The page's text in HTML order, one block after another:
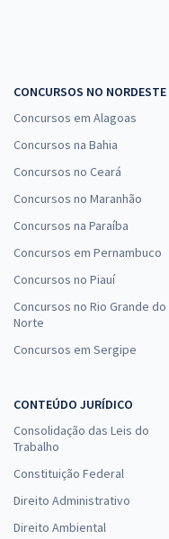
CONCURSOS NO NORDESTE
Concursos em Alagoas
Concursos na Bahia
Concursos no Ceará
Concursos no Maranhão
Concursos na Paraíba
Concursos em Pernambuco
Concursos no Piauí
Concursos no Rio Grande do
Norte
Concursos em Sergipe
CONTEÚDO JURÍDICO
Consolidação das Leis do
Trabalho
Constituição Federal
Direito Administrativo
Direito Ambiental